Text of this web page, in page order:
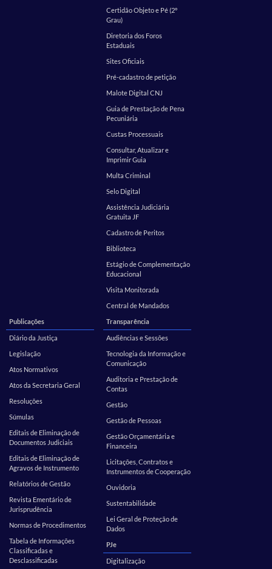
Certidão Objeto e Pé (2º
Grau)
Diretoria dos Foros
Estaduais
Sites Oficiais
Pré-cadastro de petição
Malote Digital CNJ
Guia de Prestação de Pena
Pecuniária
Custas Processuais
Consultar, Atualizar e
Imprimir Guia
Multa Criminal
Selo Digital
Assistência Judiciária
Gratuita JF
Cadastro de Peritos
Biblioteca
Estágio de Complementação
Educacional
Visita Monitorada
Central de Mandados
Publicações
Diário da Justiça
Legislação
Atos Normativos
Atos da Secretaria Geral
Resoluções
Súmulas
Editais de Eliminação de
Documentos Judiciais
Editais de Eliminação de
Agravos de Instrumento
Relatórios de Gestão
Revista Ementário de
Jurisprudência
Normas de Procedimentos
Tabela de Informações
Classificadas e
Desclassificadas
Transparência
Audiências e Sessões
Tecnologia da Informação e
Comunicação
Auditoria e Prestação de
Contas
Gestão
Gestão de Pessoas
Gestão Orçamentária e
Financeira
Licitações, Contratos e
Instrumentos de Cooperação
Ouvidoria
Sustentabilidade
Lei Geral de Proteção de
Dados
PJe
Digitalização